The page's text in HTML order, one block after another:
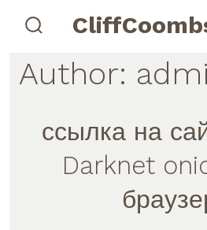
Author:
ссылка на
Darknet